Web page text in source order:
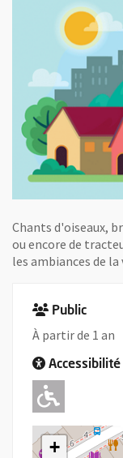
Chants d'oiseaux,
ou encore de
les ambiances de
Public
À partir de 1 an
Accessibilité
+